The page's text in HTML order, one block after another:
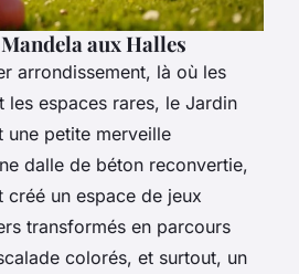
aux Halles
arrondissement, là où les
les espaces rares, le Jardin
une petite merveille
dalle de béton reconvertie,
créé un espace de jeux
transformés en parcours
colorés, et surtout, un